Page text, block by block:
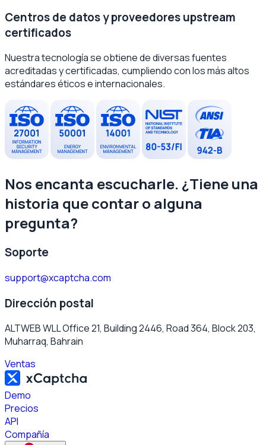
Centros de datos y proveedores upstream
certificados
Nuestra tecnología se obtiene de diversas fuentes
acreditadas y certificadas, cumpliendo con los más altos
estándares éticos e internacionales.
Nos encanta escucharle. ¿Tiene una
historia que contar o alguna
pregunta?
Soporte
support@xcaptcha.com
Dirección postal
ALTWEB WLL Office 21, Building 2446, Road 364, Block 203,
Muharraq, Bahrain
Ventas
Demo
Precios
API
Compañía